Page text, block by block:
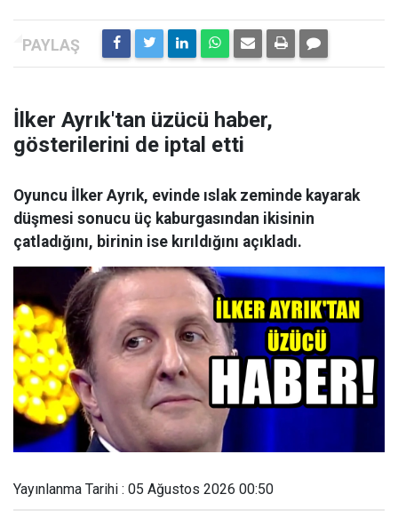
İlker Ayrık'tan üzücü haber,
gösterilerini de iptal etti
Oyuncu İlker Ayrık, evinde ıslak zeminde kayarak
düşmesi sonucu üç kaburgasından ikisinin
çatladığını, birinin ise kırıldığını açıkladı.
Yayınlanma Tarihi : 05 Ağustos 2026 00:50